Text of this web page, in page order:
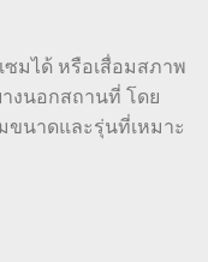
มได้ หรือเสื่อมสภาพ
างนอกสถานที่ โดย
ขนาดและรุ่นที่เหมาะ